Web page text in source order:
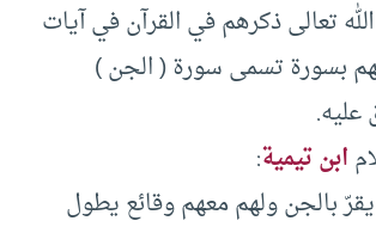
تعالى ذكرهم في القرآن في آيات
بسورة تسمى سورة ( الجن )
ابن تيمية:
بالجن ولهم معهم وقائع يطول